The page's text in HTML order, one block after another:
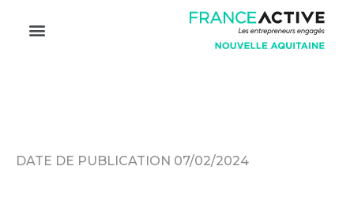
DATE DE PUBLICATION 07/02/2024